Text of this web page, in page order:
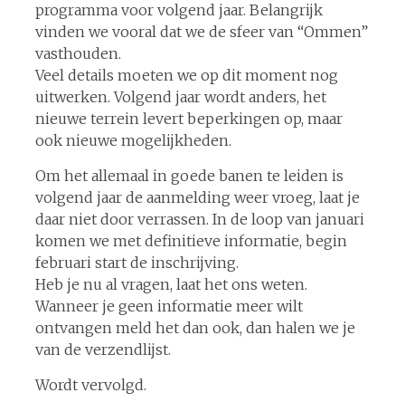
programma voor volgend jaar. Belangrijk
vinden we vooral dat we de sfeer van “Ommen”
vasthouden.
Veel details moeten we op dit moment nog
uitwerken. Volgend jaar wordt anders, het
nieuwe terrein levert beperkingen op, maar
ook nieuwe mogelijkheden.
Om het allemaal in goede banen te leiden is
volgend jaar de aanmelding weer vroeg, laat je
daar niet door verrassen. In de loop van januari
komen we met definitieve informatie, begin
februari start de inschrijving.
Heb je nu al vragen, laat het ons weten.
Wanneer je geen informatie meer wilt
ontvangen meld het dan ook, dan halen we je
van de verzendlijst.
Wordt vervolgd.